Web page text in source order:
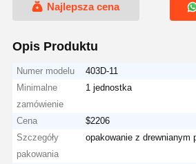
Najlepsza cena
Opis Produktu
Numer modelu
403D-11
Minimalne
zamówienie
1 jednostka
Cena
$2206
Szczegóły
pakowania
opakowanie z drewnianym